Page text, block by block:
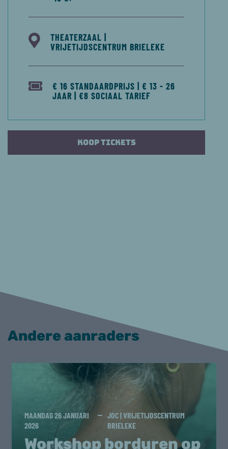
THEATERZAAL |
VRIJETIJDSCENTRUM BRIELEKE
€ 16 STANDAARDPRIJS | € 13 - 26
JAAR | €8 SOCIAAL TARIEF
Koop tickets
Andere aanraders
MAANDAG 26 JANUARI
2026
JOC | VRIJETIJDSCENTRUM
BRIELEKE
Workshop borduren op